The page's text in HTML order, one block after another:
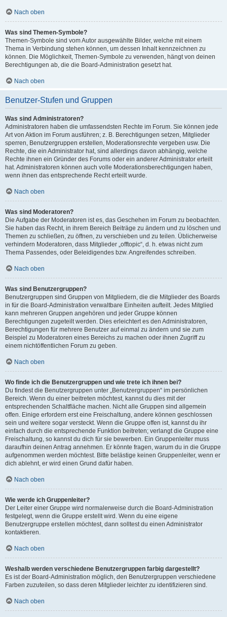
Nach oben
Was sind Themen-Symbole?
Themen-Symbole sind vom Autor ausgewählte Bilder, welche mit einem
Thema in Verbindung stehen können, um dessen Inhalt kennzeichnen zu
können. Die Möglichkeit, Themen-Symbole zu verwenden, hängt von deinen
Berechtigungen ab, die die Board-Administration gesetzt hat.
Nach oben
Benutzer-Stufen und Gruppen
Was sind Administratoren?
Administratoren haben die umfassendsten Rechte im Forum. Sie können jede
Art von Aktion im Forum ausführen; z. B. Berechtigungen setzen, Mitglieder
sperren, Benutzergruppen erstellen, Moderationsrechte vergeben usw. Die
Rechte, die ein Administrator hat, sind allerdings davon abhängig, welche
Rechte ihnen ein Gründer des Forums oder ein anderer Administrator erteilt
hat. Administratoren können auch volle Moderationsberechtigungen haben,
wenn ihnen das entsprechende Recht erteilt wurde.
Nach oben
Was sind Moderatoren?
Die Aufgabe der Moderatoren ist es, das Geschehen im Forum zu beobachten.
Sie haben das Recht, in ihrem Bereich Beiträge zu ändern und zu löschen und
Themen zu schließen, zu öffnen, zu verschieben und zu teilen. Üblicherweise
verhindern Moderatoren, dass Mitglieder „offtopic“, d. h. etwas nicht zum
Thema Passendes, oder Beleidigendes bzw. Angreifendes schreiben.
Nach oben
Was sind Benutzergruppen?
Benutzergruppen sind Gruppen von Mitgliedern, die die Mitglieder des Boards
in für die Board-Administration verwaltbare Einheiten aufteilt. Jedes Mitglied
kann mehreren Gruppen angehören und jeder Gruppe können
Berechtigungen zugeteilt werden. Dies erleichtert es den Administratoren,
Berechtigungen für mehrere Benutzer auf einmal zu ändern und sie zum
Beispiel zu Moderatoren eines Bereichs zu machen oder ihnen Zugriff zu
einem nichtöffentlichen Forum zu geben.
Nach oben
Wo finde ich die Benutzergruppen und wie trete ich ihnen bei?
Du findest die Benutzergruppen unter „Benutzergruppen“ im persönlichen
Bereich. Wenn du einer beitreten möchtest, kannst du dies mit der
entsprechenden Schaltfläche machen. Nicht alle Gruppen sind allgemein
offen. Einige erfordern erst eine Freischaltung, andere können geschlossen
sein und weitere sogar versteckt. Wenn die Gruppe offen ist, kannst du ihr
einfach durch die entsprechende Funktion beitreten; verlangt die Gruppe eine
Freischaltung, so kannst du dich für sie bewerben. Ein Gruppenleiter muss
daraufhin deinen Antrag annehmen. Er könnte fragen, warum du in die Gruppe
aufgenommen werden möchtest. Bitte belästige keinen Gruppenleiter, wenn er
dich ablehnt, er wird einen Grund dafür haben.
Nach oben
Wie werde ich Gruppenleiter?
Der Leiter einer Gruppe wird normalerweise durch die Board-Administration
festgelegt, wenn die Gruppe erstellt wird. Wenn du eine eigene
Benutzergruppe erstellen möchtest, dann solltest du einen Administrator
kontaktieren.
Nach oben
Weshalb werden verschiedene Benutzergruppen farbig dargestellt?
Es ist der Board-Administration möglich, den Benutzergruppen verschiedene
Farben zuzuteilen, so dass deren Mitglieder leichter zu identifizieren sind.
Nach oben